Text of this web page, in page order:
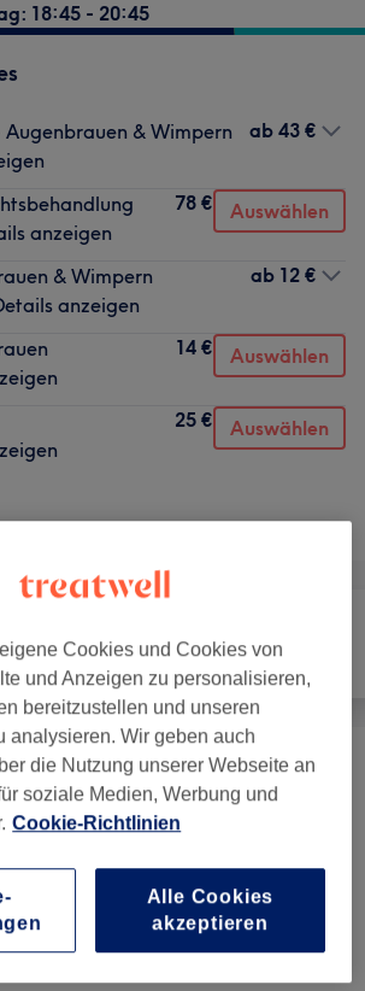
18:45 - 20:45
& Wimpern
ab 43 €
anzeigen
78 € Auswählen
& Wimpern
anzeigen
ab 12 €
14 € Auswählen
25 € Auswählen
Gesicht
(8) ab 25 €
Cookies und Cookies von
und Anzeigen zu personalisieren,
bereitzustellen und unseren
analysieren. Wir geben auch
die Nutzung unserer Webseite an
soziale Medien, Werbung und
Cookie-Richtlinien
Alle Cookies
akzeptieren